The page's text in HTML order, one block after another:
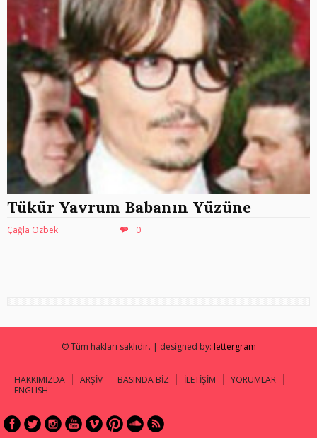
Tükür Yavrum Babanın Yüzüne
Çağla Özbek 0
© Tüm hakları saklıdır. | designed by: lettergram
HAKKIMIZDA ARŞİV BASINDA BİZ İLETİŞİM
YORUMLAR
ENGLISH